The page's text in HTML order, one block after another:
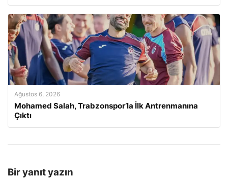
Ağustos 6, 2026
Mohamed Salah, Trabzonspor’la İlk Antrenmanına
Çıktı
Bir yanıt yazın